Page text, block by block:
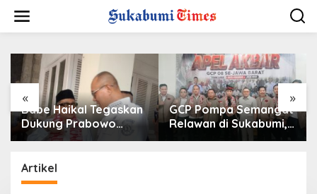
w
« »
Babe Haikal Tegaskan
Dukung Prabowo
hingga 2034: Kalau
Kita Lanjutkan Dong
GCP Pompa Semangat
Relawan di Sukabumi,
Ketum: Jangan
Artikel